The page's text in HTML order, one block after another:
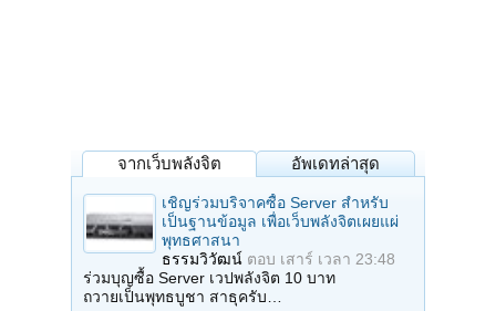
จากเว็บพลังจิต อัพเดทล่าสุด
เชิญร่วมบริจาคซื้อ Server สำหรับ
เป็นฐานข้อมูล เพื่อเว็บพลังจิตเผยแผ่
พุทธศาสนา
ธรรมวิวัฒน์ ตอบ เสาร์ เวลา 23:48
ร่วมบุญซื้อ Server เวปพลังจิต 10 บาท
ถวายเป็นพุทธบูชา สาธุครับ…